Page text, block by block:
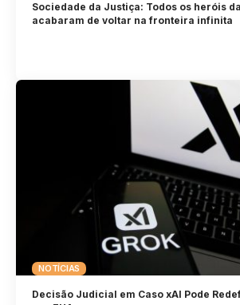
Sociedade da Justiça: Todos os heróis
acabaram de voltar na fronteira infinita
NOTÍCIAS
Decisão Judicial em Caso xAI Pode